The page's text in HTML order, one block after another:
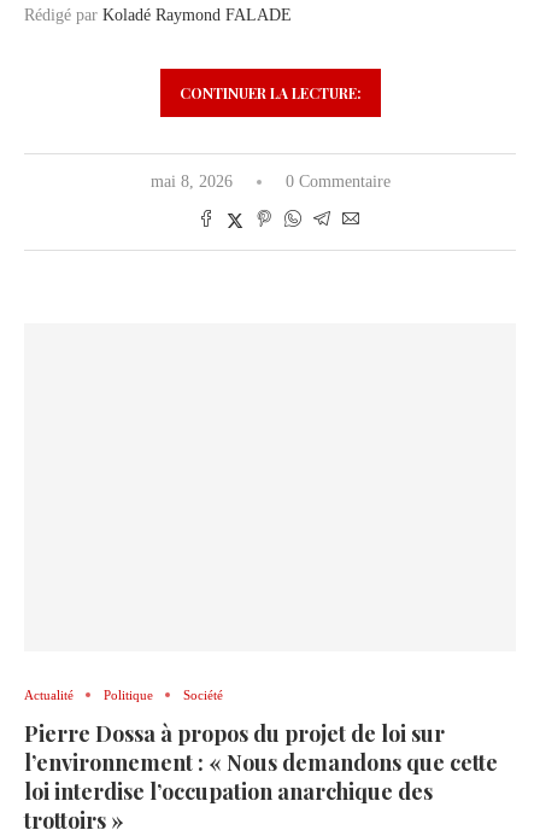
Rédigé par Koladé Raymond FALADE
CONTINUER LA LECTURE:
mai 8, 2026 0 Commentaire
Actualité Politique Société
Pierre Dossa à propos du projet de loi sur
l’environnement : « Nous demandons que cette
loi interdise l’occupation anarchique des
trottoirs »